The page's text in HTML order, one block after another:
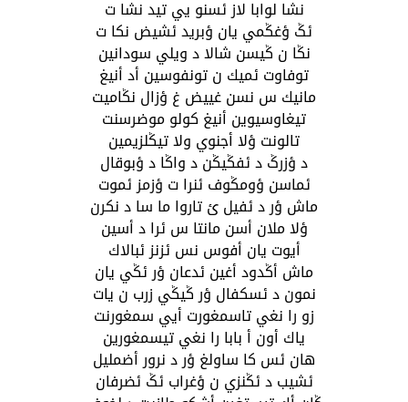
نشا لوابا لاز ئسنو يي تيد نشا ت
ئݣ ؤغݣمي يان ؤبريد ئشيض نكا ت
نݣا ن ݣيسن شالا د ويلي سودانين
توفاوت ئميك ن تونفوسين أد أنيغ
مانيك س نسن غييض غ ؤزال نݣاميت
تيغاوسيوين أنيغ كولو موضرسنت
تالونت ؤلا أجنوي ولا تيݣلزيمين
د ؤزرݣ د ئفݣيݣن د واݣا د ؤبوقال
ئماسن ؤومݣوف ئنرا ت ؤزمز ئموت
ماش ؤر د ئفيل ئ تاروا ما سا د نكرن
ؤلا ملان أسن مانتا س ئرا د أسين
أيوت يان أفوس نس ئزنز ئبالاك
ماش أݣدود أغين ئدعان ؤر ئݣي يان
نمون د ئسكفال ؤر ݣيݣي زرب ن يات
زو را نغي تاسمغورت أيي سمغورنت
ياك أون أ بابا را نغي تيسمغورين
هان ئس كا ساولغ ؤر د نرور أضمليل
ئشيب د ئݣنزي ن ؤغراب ئݣ ئضرفان